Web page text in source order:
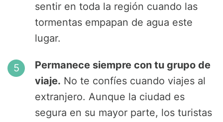
sentir en toda la región cuando las
tormentas empapan de agua este
lugar.
Permanece siempre con tu grupo de
viaje. No te confíes cuando viajes al
extranjero. Aunque la ciudad es
segura en su mayor parte, los turistas